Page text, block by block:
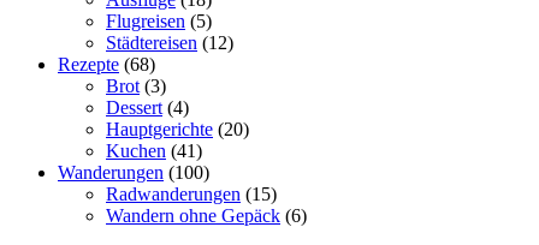
Flugreisen (5)
Städtereisen (12)
Rezepte (68)
Brot (3)
Dessert (4)
Hauptgerichte (20)
Kuchen (41)
Wanderungen (100)
Radwanderungen (15)
Wandern ohne Gepäck (6)